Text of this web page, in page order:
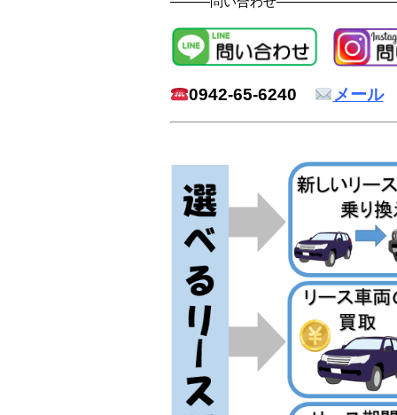
0942-65-6240 メール